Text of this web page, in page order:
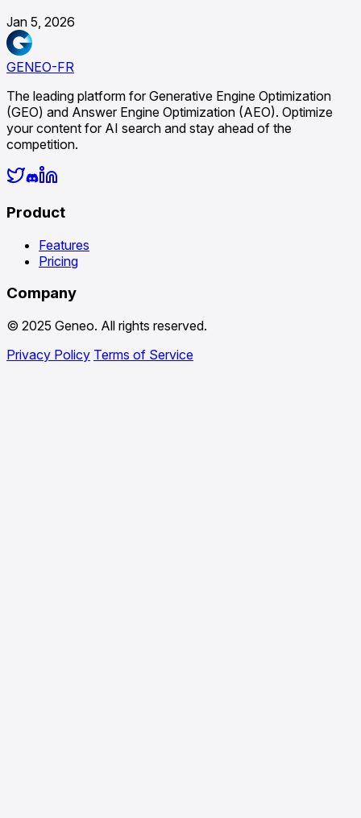
Jan 5, 2026
GENEO-FR
The leading platform for Generative Engine Optimization
(GEO) and Answer Engine Optimization (AEO). Optimize
your content for AI search and stay ahead of the
competition.
Product
Features
Pricing
Company
© 2025 Geneo. All rights reserved.
Privacy Policy Terms of Service